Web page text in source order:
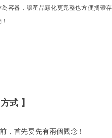
容器，讓產品霧化更完整也方便攜帶
式 】
，首先要先有兩個觀念！